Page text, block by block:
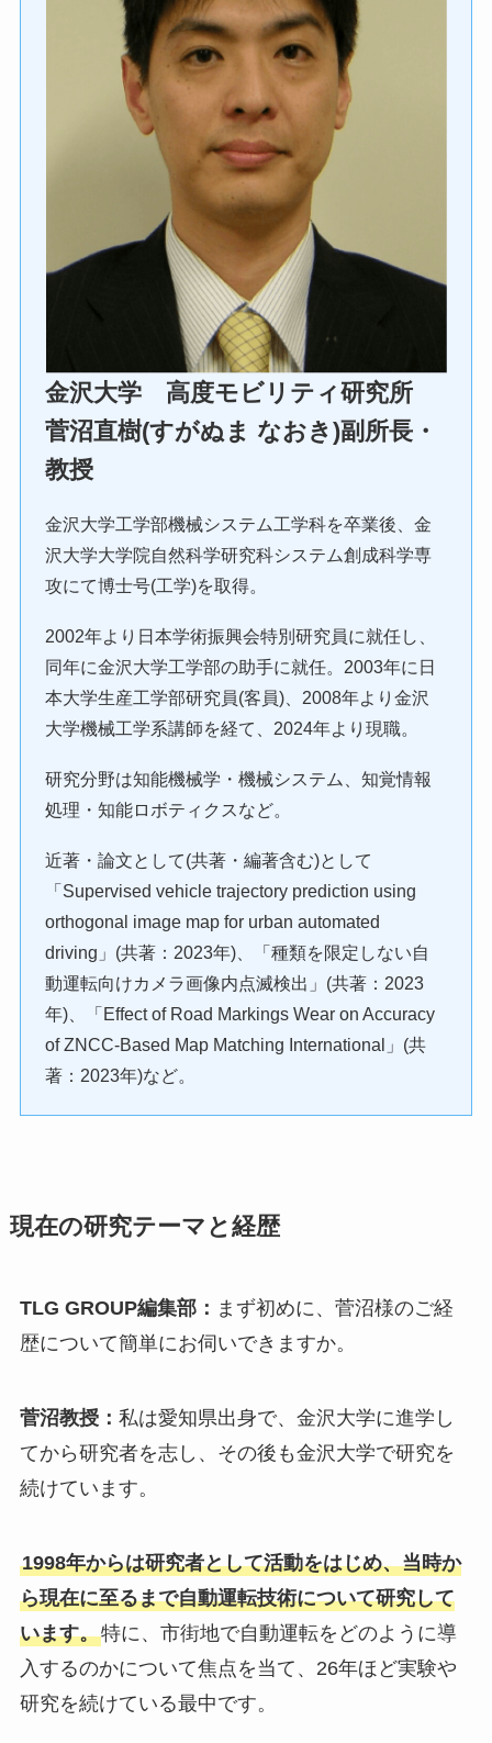
金沢大学 高度モビリティ研究所
菅沼直樹(すがぬま なおき)副所長・
教授
金沢大学工学部機械システム工学科を卒業後、金
沢大学大学院自然科学研究科システム創成科学専
攻にて博士号(工学)を取得。
2002年より日本学術振興会特別研究員に就任し、
同年に金沢大学工学部の助手に就任。2003年に日
本大学生産工学部研究員(客員)、2008年より金沢
大学機械工学系講師を経て、2024年より現職。
研究分野は知能機械学・機械システム、知覚情報
処理・知能ロボティクスなど。
近著・論文として(共著・編著含む)として
「Supervised vehicle trajectory prediction using
orthogonal image map for urban automated
driving」(共著：2023年)、「種類を限定しない自
動運転向けカメラ画像内点滅検出」(共著：2023
年)、「Effect of Road Markings Wear on Accuracy
of ZNCC-Based Map Matching International」(共
著：2023年)など。
現在の研究テーマと経歴
TLG GROUP編集部： まず初めに、菅沼様のご経
歴について簡単にお伺いできますか。
菅沼教授： 私は愛知県出身で、金沢大学に進学し
てから研究者を志し、その後も金沢大学で研究を
続けています。
1998年からは研究者として活動をはじめ、当時か
ら現在に至るまで自動運転技術について研究して
います。特に、市街地で自動運転をどのように導
入するのかについて焦点を当て、26年ほど実験や
研究を続けている最中です。